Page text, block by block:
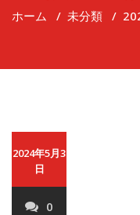
ホーム / 未分類 /
2024年5月3
日
0